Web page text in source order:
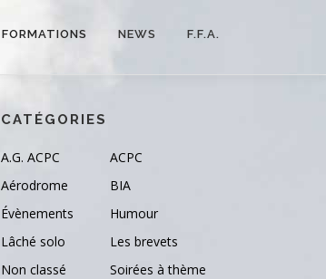
FORMATIONS NEWS F.F.A.
CATÉGORIES
A.G. ACPC
ACPC
Aérodrome
BIA
Évènements
Humour
Lâché solo
Les brevets
Non classé
Soirées à thème